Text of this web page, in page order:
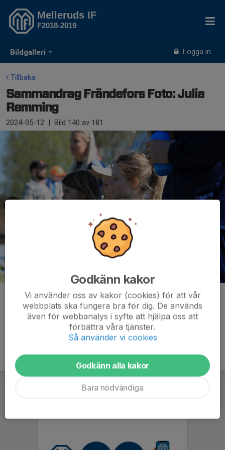
Bildgalleri Logga in
Melleruds IF
F2018-2019
Tillbaka
Sammandrag Frändefors Foto: Julia
Remming
2024-05-12 | Bild 140 av 181
Kommentarer
Godkänn kakor
Vi använder oss av kakor (cookies) för att vår
webbplats ska fungera bra för dig. De används
även för webbanalys i syfte att hjälpa oss att
förbättra våra tjänster.
Så använder vi cookies
Godkänn alla kakor
Bara nödvändiga